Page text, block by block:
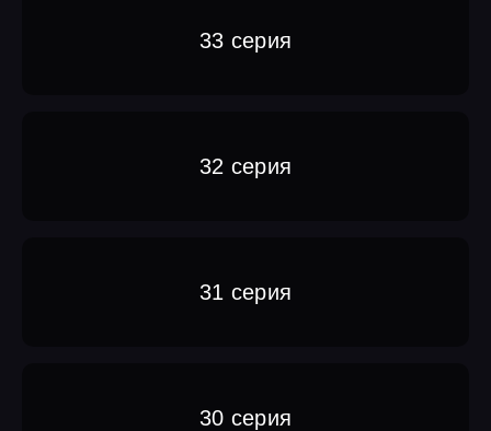
33 серия
32 серия
31 серия
30 серия